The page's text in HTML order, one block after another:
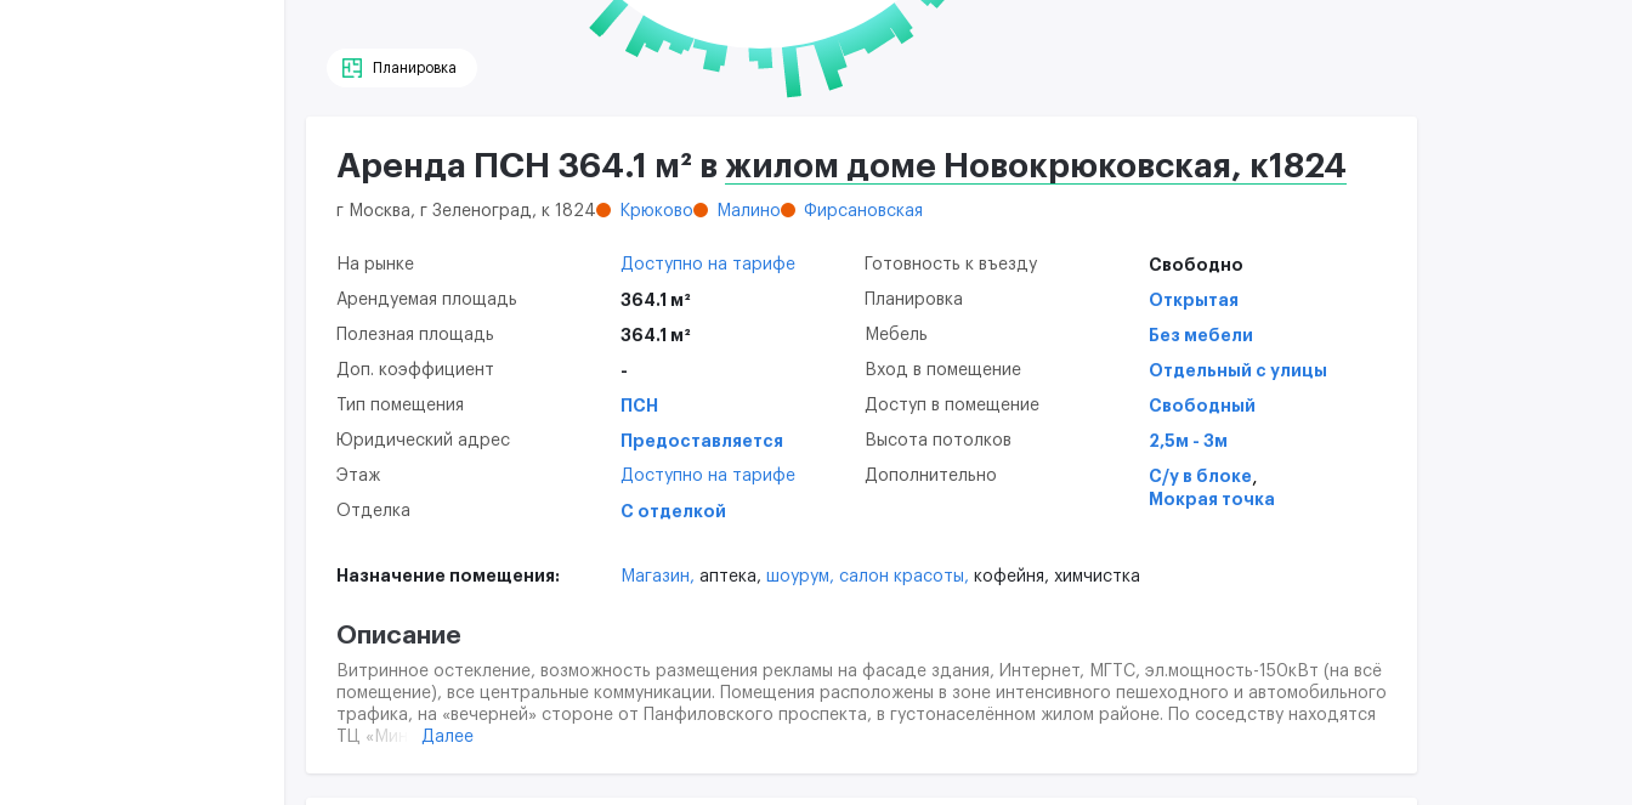
Планировка
Аренда ПСН 364.1 м² в жилом доме Новокрюковская, к1824
г Москва, г Зеленоград, к 1824 Крюково Малино Фирсановская
На рынке Доступно на тарифе
Арендуемая площадь 364.1 м²
Полезная площадь 364.1 м²
Доп. коэффициент -
Тип помещения ПСН
Юридический адрес Предоставляется
Этаж Доступно на тарифе
Отделка С отделкой
Готовность к въезду Свободно
Планировка Открытая
Мебель Без мебели
Вход в помещение Отдельный с улицы
Доступ в помещение Свободный
Высота потолков 2,5м - 3м
Дополнительно С/у в блоке ,
Мокрая точка
Назначение помещения: Магазин, аптека, шоурум, салон красоты, кофейня, химчистка
Описание
Витринное остекление, возможность размещения рекламы на фасаде здания, Интернет, МГТС, эл.мощность-150кВт (на всё
помещение), все центральные коммуникации. Помещения расположены в зоне интенсивного пешеходного и автомобильного
трафика, на «вечерней» стороне от Панфиловского проспекта, в густонаселённом жилом районе. По соседству находятся
ТЦ «МиниМолл», ТЦ «Зеленоградский», ТЦ «Арбатский», АО «ПочтаБанк», АО «Банк Русский Стандарт», АО «Альфа-Банк»,
Далее